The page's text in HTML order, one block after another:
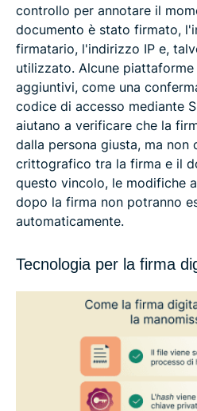
controllo per annotare il
documento è stato firmato,
firmatario, l'indirizzo IP e,
utilizzato. Alcune
aggiuntivi, come una
codice di accesso mediante
aiutano a verificare che la
dalla persona giusta, ma non
crittografico tra la firma e il
questo vincolo, le modifiche
dopo la firma non potranno
automaticamente.
Tecnologia per la firma